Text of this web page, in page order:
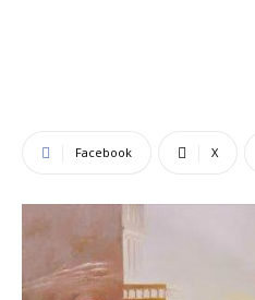
Facebook X